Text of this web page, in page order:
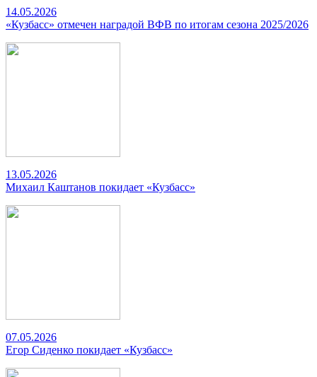
14.05.2026
«Кузбасс» отмечен наградой ВФВ по итогам сезона 2025/2026
13.05.2026
Михаил Каштанов покидает «Кузбасс»
07.05.2026
Егор Сиденко покидает «Кузбасс»